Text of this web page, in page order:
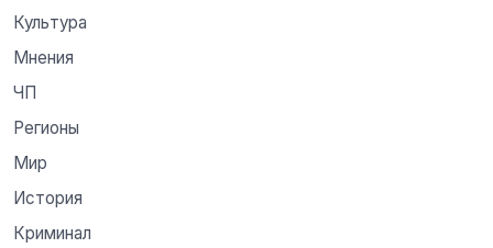
Культура
Мнения
ЧП
Регионы
Мир
История
Криминал